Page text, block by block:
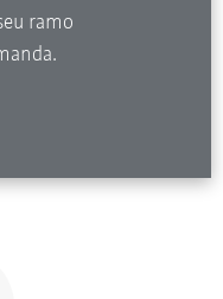
ramo